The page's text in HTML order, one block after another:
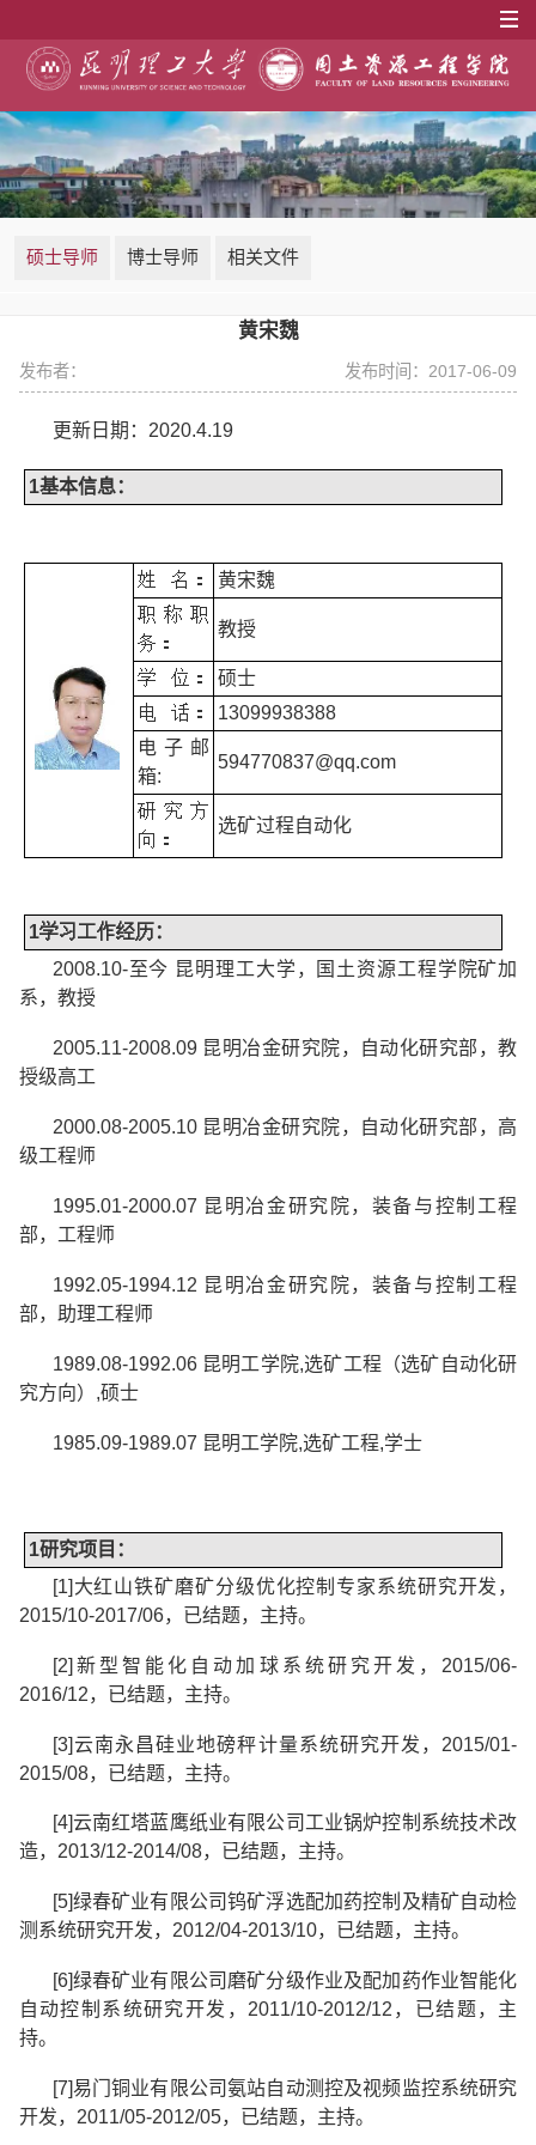
硕士导师 博士导师 相关文件
黄宋魏
发布者： 发布时间：2017-06-09
更新日期： 2020.4.19
1基本信息：
姓 名：
黄宋魏
职称职
务：
教授
学 位：
硕士
电
话：
13099938388
电子邮
箱:
594770837@qq.com
研究方
向：
选矿过程自动化
1学习工作经历 ：
2008.10-至今 昆明理工大学，国土资源工程学院矿加
系，教授
2005.11-2008.09 昆明冶金研究院，自动化研究部，教
授级高工
2000.08-2005.10 昆明冶金研究院，自动化研究部，高
级工程师
1995.01-2000.07 昆明冶金研究院，装备与控制工程
部，工程师
1992.05-1994.12 昆明冶金研究院，装备与控制工程
部，助理工程师
1989.08-1992.06 昆明工学院,选矿工程（选矿自动化研
究方向） ,硕士
1985.09-1989.07 昆明工学院,选矿工程,学士
1研究项目：
[1] 大红山铁矿磨矿分级优化控制专家系统研究开发，
2015/10-2017/06，已结题，主持。
[2] 新型智能化自动加球系统研究开发， 2015/06-
2016/12，已结题，主持。
[3] 云南永昌硅业地磅秤计量系统研究开发， 2015/01-
2015/08，已结题，主持。
[4]云南红塔蓝鹰纸业有限公司工业锅炉控制系统技术改
造， 2013/12-2014/08，已结题，主持。
[5]绿春矿业有限公司钨矿浮选配加药控制及精矿自动检
测系统研究开发， 2012/04-2013/10，已结题，主持。
[6]绿春矿业有限公司磨矿分级作业及配加药作业智能化
自动控制系统研究开发， 2011/10-2012/12 ，已结题，主
持。
[7]易门铜业有限公司氨站自动测控及视频监控系统研究
开发， 2011/05-2012/05，已结题，主持。